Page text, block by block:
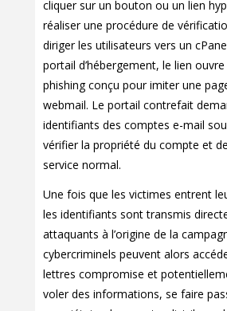
cliquer sur un bouton ou un lien
réaliser une procédure de
diriger les utilisateurs vers un
portail d’hébergement, le lien
phishing conçu pour imiter une
webmail. Le portail contrefait
identifiants des comptes e-mail
vérifier la propriété du compte et
service normal.
Une fois que les victimes entrent
les identifiants sont transmis
attaquants à l’origine de la
cybercriminels peuvent alors
lettres compromise et
voler des informations, se faire